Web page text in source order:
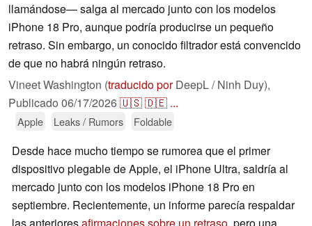
llamándose— salga al mercado junto con los modelos
iPhone 18 Pro, aunque podría producirse un pequeño
retraso. Sin embargo, un conocido filtrador está convencido
de que no habrá ningún retraso.
Vineet Washington (traducido porDeepL / Ninh Duy),
Publicado 06/17/2026🇺🇸🇩🇪 ...
Apple Leaks / Rumors Foldable
Desde hace mucho tiempo se rumorea que el primer
dispositivo plegable de Apple, el iPhone Ultra, saldría al
mercado junto con los modelos iPhone 18 Pro en
septiembre. Recientemente, un informe parecía respaldar